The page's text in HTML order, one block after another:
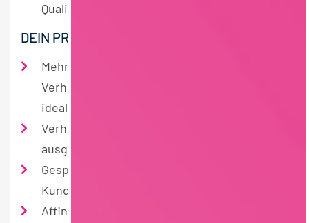
Qualitätssicherung, Marketing, CSR, usw.
DEIN PROFIL
Mehrjährige Erfahrung im Führen von
Verhandlungen im Einkauf oder Vertrieb,
idealerweise in der Lebensmittelbranche
Verhandlungsgeschick in Kombination mit
ausgeprägten rhetorischen Fähigkeiten
Gespür für Marktentwicklungen,
Kundenanforderungen und Trends
Affinität für Produkte aus dem Bereich Food